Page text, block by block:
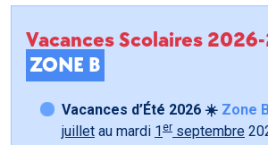
Vacances Scolaires
ZONE B
Vacances d’Été 2026 ☀️ Zone
juillet au mardi 1 er septembre